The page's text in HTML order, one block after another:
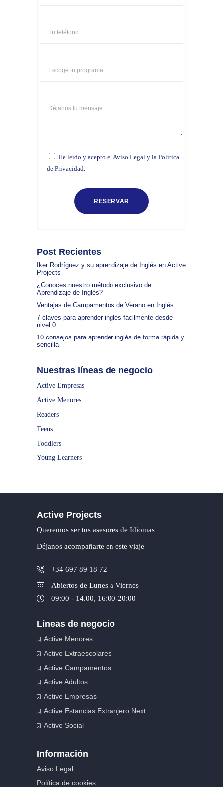
He leído y acepto elAviso Legal y la Política
de Privacidad.
Post Recientes
Iker Rodríguez y su aprendizaje de Inglés en Active
Projects
¿Conoces nuestro método exclusivo de
Aprendizaje de Inglés?
Ventajas de Campamentos de Verano en Inglés
7 claves para aprender inglés fácilmente desde
nivel 0
10 consejos para aprender inglés de forma rápida y
sencilla
Nuestras líneas de negocio
Active Empresas
Active Menores
Readers
Teens
Toddlers
Young Learners
Active Projects
Queremos ser tus asesores de Idiomas
Déjanos acompañarte en este viaje
+34 697 89 18 72
Abiertos de Lunes a Viernes
09:00 - 14.00, 16:00-20:00
Líneas de negocio
Active Menores
Active Extraescolares
Active Campamentos
Active Adultos
Active Empresas
Active Estancias Extranjero Next
Active Social
Información
Aviso Legal
Política de cookies